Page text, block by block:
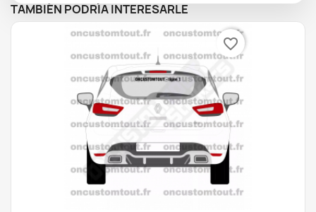
TAMBIÉN PODRÍA INTERESARLE
favorite_border